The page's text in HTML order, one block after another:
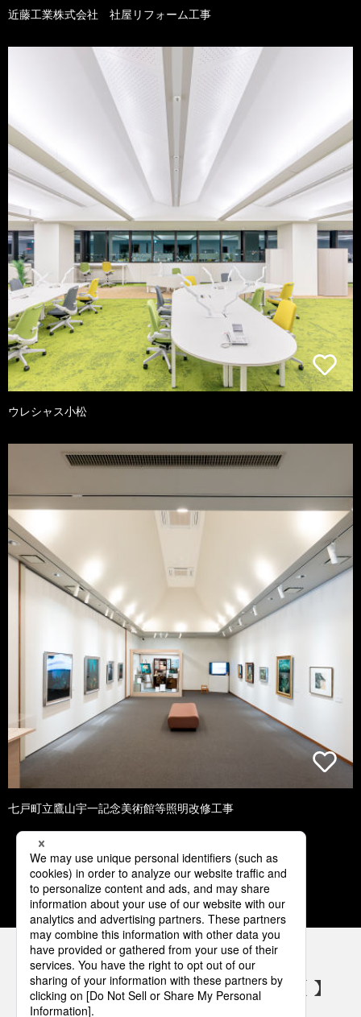
近藤工業株式会社 社屋リフォーム工事
ウレシャス小松
七戸町立鷹山宇一記念美術館等照明改修工事
1 2 3 4 5
パナソニックの電気設備 SNSアカウント